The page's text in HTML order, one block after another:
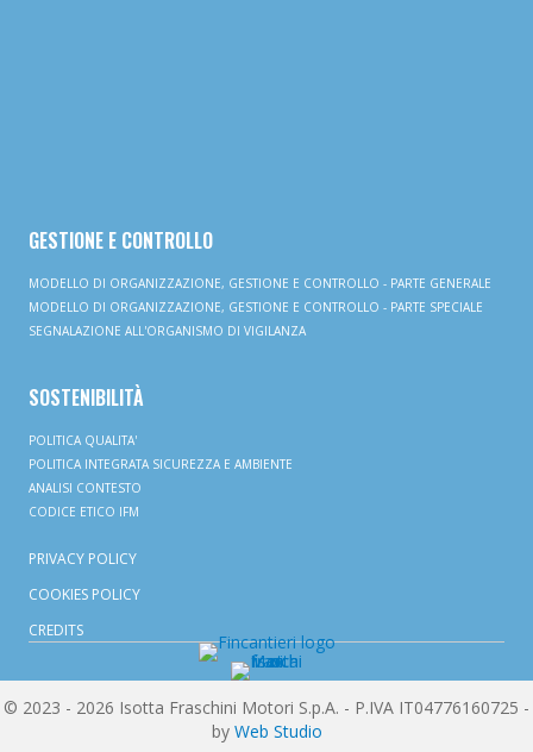
GESTIONE E CONTROLLO
MODELLO DI ORGANIZZAZIONE, GESTIONE E CONTROLLO - PARTE GENERALE
MODELLO DI ORGANIZZAZIONE, GESTIONE E CONTROLLO - PARTE SPECIALE
SEGNALAZIONE ALL'ORGANISMO DI VIGILANZA
SOSTENIBILITÀ
POLITICA QUALITA'
POLITICA INTEGRATA SICUREZZA E AMBIENTE
ANALISI CONTESTO
CODICE ETICO IFM
PRIVACY POLICY
COOKIES POLICY
CREDITS
© 2023 - 2026 Isotta Fraschini Motori S.p.A. - P.IVA IT04776160725 -
by Web Studio